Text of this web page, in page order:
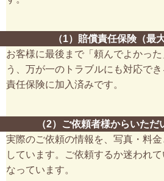
（1）賠償責任保険（最
お客様に最後まで「頼んでよかっ
う、万が一のトラブルにも対応で
責任保険に加入済みです。
（2）ご依頼者様からいた
実際のご依頼の情報を、写真・料
しています。ご依頼するか迷われ
なっています。